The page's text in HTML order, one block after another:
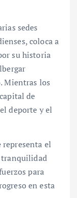
sedes
coloca a
su historia
Mientras los
de
deporte y el
el
tranquilidad
para
en esta